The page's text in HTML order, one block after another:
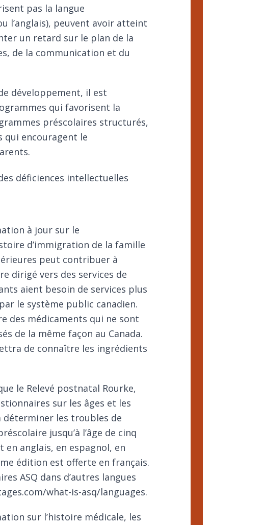
pas la langue
l’anglais), peuvent avoir atteint
un retard sur le plan de la
de la communication et du
développement, il est
qui favorisent la
préscolaires structurés,
qui encouragent le
déficiences intellectuelles
à jour sur le
d’immigration de la famille
peut contribuer à
dirigé vers des services de
aient besoin de services plus
le système public canadien.
des médicaments qui ne sont
de la même façon au Canada.
de connaître les ingrédients
le Relevé postnatal Rourke,
sur les âges et les
déterminer les troubles de
jusqu’à l’âge de cinq
en anglais, en espagnol, en
édition est offerte en français.
ASQ dans d’autres langues
what-is-asq/languages.
sur l’histoire médicale, les